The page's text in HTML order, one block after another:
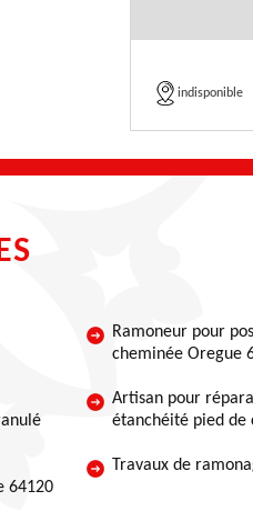
indisponible
64120
Ramoneur pour
cheminée Oregue
Artisan pour
étanchéité pied de
Travaux de